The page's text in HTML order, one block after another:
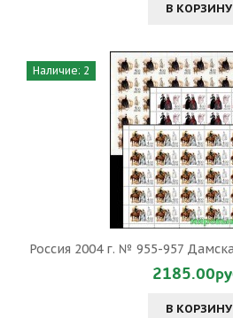
В КОРЗИНУ
Наличие: 2
Россия 2004 г. № 955-957
В КОРЗИНУ